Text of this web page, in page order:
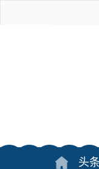
头